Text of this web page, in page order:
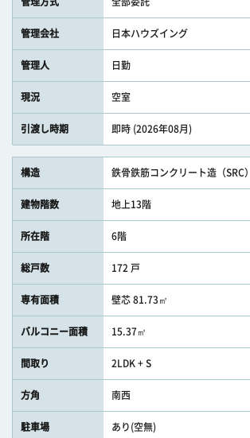
管理会社 日本ハウズイング
管理人 日勤
現況 空室
引渡し時期 即時 (2026年08月)
構造 鉄骨鉄筋コンクリート造（SRC）
建物階数 地上13階
所在階 6階
総戸数 172 戸
専有面積 壁芯 81.73㎡
バルコニー面積 15.37㎡
間取り 2LDK + S
方角 南西
駐車場 あり(空無)